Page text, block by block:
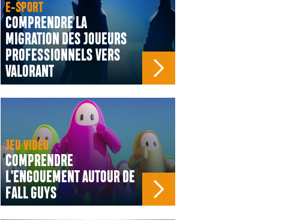
E-SPORT
COMPRENDRE LA
MIGRATION DES JOUEURS
PROFESSIONNELS VERS
VALORANT
JEU VIDÉO
COMPRENDRE
L'ENGOUEMENT AUTOUR DE
FALL GUYS